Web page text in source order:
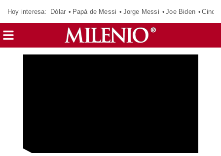
Hoy interesa: Dólar Papá de Messi Jorge Messi Joe Biden